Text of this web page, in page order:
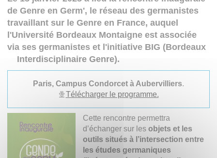
de Genre en Germ', le réseau des germanistes
travaillant sur le Genre en France, auquel
l'Université Bordeaux Montaigne est associée
via ses germanistes et l'initiative BIG (Bordeaux
Interdisciplinaire Genre).
Paris, Campus Condorcet à Aubervilliers.
Télécharger le programme.
Cette rencontre permettra
d’échanger sur les objets et les
outils situés à l’intersection entre
les études germaniques